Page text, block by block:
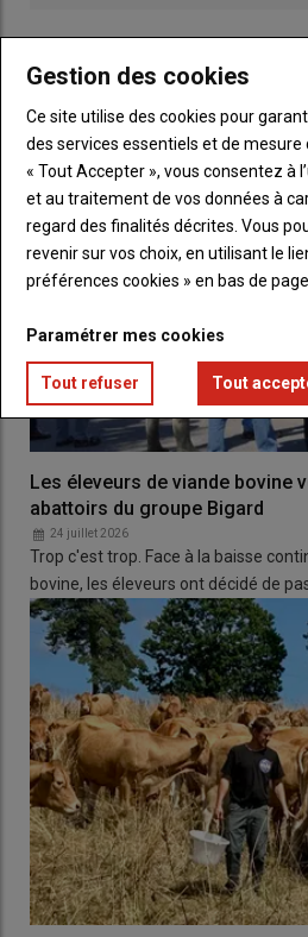
producteurs de lait de
Et niveau prixdulait
J.Aubert: Leprix moyen payé aux
atteint468 € les 1 000 litres en
toutes les primes, y compris celles
signe de qualité, ce prix moyen
d’euros en 2025, notreclé de
intérêt à la part de 1,95 euro
distribution de 1,14 euro
en 2025.
Au final,Sodiaal
1 000 litres
cumulant
éléments.
Globalement, 2025
bonne année mais
réalité plus
une collecte de lait
années précédentes
trimestre...
J.Aubert: Malgré uncontexte
l'année, larégion reste attractive.
LES PLUS LUS
Les éleveurs de viande bovine
abattoirs du groupe Bigard
24 juillet 2026
Trop c'est trop. Face à la baisse
bovine, les éleveurs ont décidé de
Gestion des cookies
Ce site utilise des cookies pour
des services essentiels et de mesure
« Tout Accepter », vous consentez à
et au traitement de vos données à
regard des finalités décrites. Vous
revenir sur vos choix, en utilisant le
préférences cookies » en bas de
Paramétrer mes cookies
Tout refuser Tout